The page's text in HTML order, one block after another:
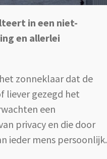
in een niet-
en allerlei
zonneklaar dat de
liever gezegd het
een
privacy en die door
ieder mens persoonlijk.